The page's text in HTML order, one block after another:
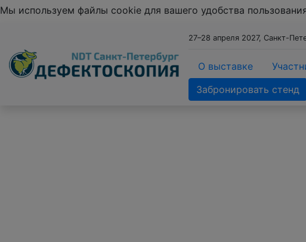
Мы используем файлы cookie для вашего удобства
27–28 апреля 2027, Санкт-
О выставке
Забронировать стенд